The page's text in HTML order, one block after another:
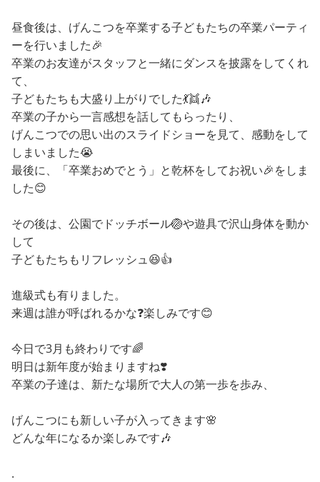
昼食後は、げんこつを卒業する子どもたちの卒業パーティ
ーを行いました🎉
卒業のお友達がスタッフと一緒にダンスを披露をしてくれ
て、
子どもたちも大盛り上がりでした💃👯🎶
卒業の子から一言感想を話してもらったり、
げんこつでの思い出のスライドショーを見て、感動をして
しまいました😭
最後に、「卒業おめでとう」と乾杯をしてお祝い🎉をしま
した😊
その後は、公園でドッチボール🏐や遊具で沢山身体を動か
して
子どもたちもリフレッシュ😆👍
進級式も有りました。
来週は誰が呼ばれるかな❓楽しみです😊
今日で3月も終わりです🌈
明日は新年度が始まりますね❣️
卒業の子達は、新たな場所で大人の第一歩を歩み、
げんこつにも新しい子が入ってきます🌸
どんな年になるか楽しみです🎶
.